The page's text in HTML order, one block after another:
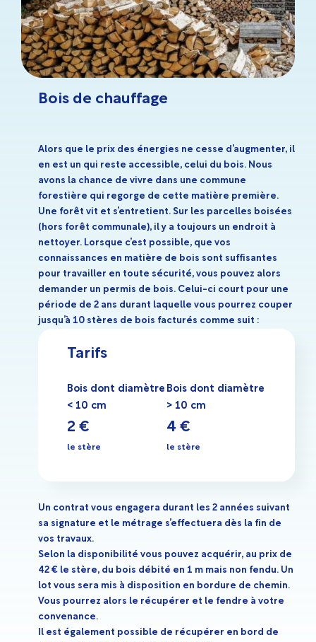
Bois de chauffage
Alors que le prix des énergies ne cesse d’augmenter, il
en est un qui reste accessible, celui du bois. Nous
avons la chance de vivre dans une commune
forestière qui regorge de cette matière première.
Une forêt vit et s’entretient. Sur les parcelles boisées
(hors forêt communale), il y a toujours un endroit à
nettoyer. Lorsque c’est possible, que vos
connaissances en matière de bois sont suffisantes
pour travailler en toute sécurité, vous pouvez alors
demander un permis de bois. Celui-ci court pour une
période de 2 ans durant laquelle vous pourrez couper
jusqu’à 10 stères de bois facturés comme suit :
Tarifs
Bois dont diamètre
< 10 cm
2 €
le stère
Bois dont diamètre
> 10 cm
4 €
le stère
Un contrat vous engagera durant les 2 années suivant
sa signature et le métrage s’effectuera dès la fin de
vos travaux.
Selon la disponibilité vous pouvez acquérir, au prix de
42 € le stère, du bois débité en 1 m mais non fendu. Un
lot vous sera mis à disposition en bordure de chemin.
Vous pourrez alors le récupérer et le fendre à votre
convenance.
Il est également possible de récupérer en bord de